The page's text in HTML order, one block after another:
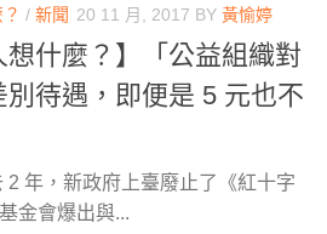
/ 新聞 20 11 月, 2017 BY 黃愉婷
想什麼？】「公益組織對
別待遇，即便是 5 元也不
2 年，新政府上臺廢止了《紅十字
金會爆出與...